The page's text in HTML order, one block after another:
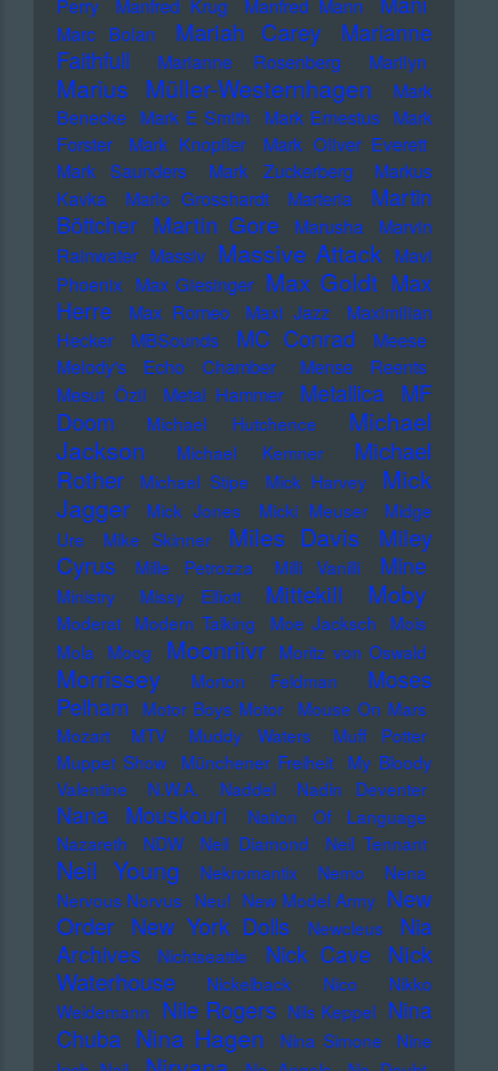
Perry
Manfred Krug Manfred Mann
Marc Bolan Mariah Carey
Marianne
Faithfull
Marianne Rosenberg Marilyn
Marius Müller-Westernhagen
Mark
Benecke Mark E Smith Mark Ernestus Mark
Forster
Mark Knopfler
Mark Oliver Everett
Mark Saunders
Mark Zuckerberg
Markus
Kavka
Marlo Grosshardt Marteria
Martin
Böttcher Martin Gore Marusha
Marvin
Rainwater Massiv Massive Attack Mavi
Phoenix Max Giesinger Max Goldt Max
Herre
Max Romeo Maxi Jazz
Maximilian
Hecker
MBSounds MC Conrad
Meese
Melody's Echo Chamber
Mense Reents
Mesut Özil
Metal Hammer Metallica MF
Doom
Michael Hutchence
Michael
Jackson
Michael Kemner
Michael
Rother
Michael Stipe Mick Harvey
Mick
Jagger
Mick Jones Micki Meuser
Midge
Ure
Mike Skinner Miles Davis
Miley
Cyrus
Mille Petrozza Milli Vanilli Mine
Ministry Missy Elliott Mittekill Moby
Moderat Modern Talking Moe Jacksch
Mois
Mola
Moog Moonriivr Moritz von Oswald
Morrissey Morton Feldman
Moses
Pelham
Motor Boys Motor
Mouse On Mars
Mozart
MTV Muddy Waters
Muff Potter
Muppet Show
Münchener Freiheit
My Bloody
Valentine
N.W.A. Naddel Nadin Deventer
Nana Mouskouri
Nation Of Language
Nazareth
NDW Neil Diamond Neil Tennant
Neil Young Nekromantix Nemo
Nena
Nervous Norvus Neu! New Model Army New
Order New York Dolls Newcleus
Nia
Archives
Nichtseattle Nick Cave
Nick
Waterhouse
Nickelback Nico
Nikko
Weidemann Nile Rogers Nils Keppel Nina
Chuba Nina Hagen Nina Simone
Nine